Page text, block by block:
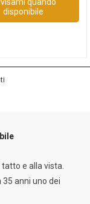
quando
disponibile
e alla vista.
35 anni uno dei